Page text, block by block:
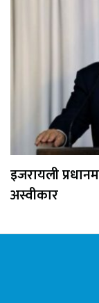
इजरायली
अस्वीकार